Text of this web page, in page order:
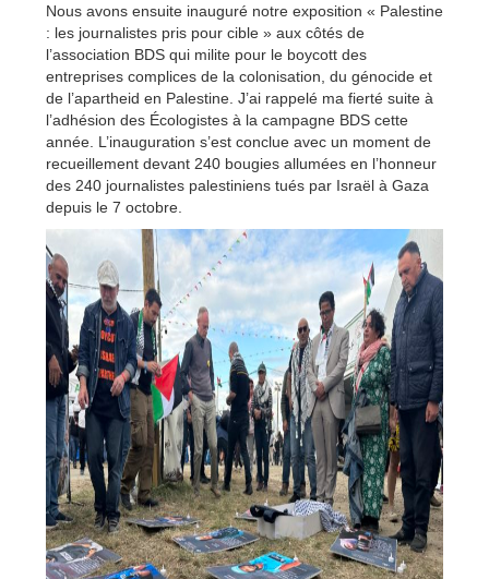
Nous avons ensuite inauguré notre exposition « Palestine
: les journalistes pris pour cible » aux côtés de
l’association BDS qui milite pour le boycott des
entreprises complices de la colonisation, du génocide et
de l’apartheid en Palestine. J’ai rappelé ma fierté suite à
l’adhésion des Écologistes à la campagne BDS cette
année. L’inauguration s’est conclue avec un moment de
recueillement devant 240 bougies allumées en l’honneur
des 240 journalistes palestiniens tués par Israël à Gaza
depuis le 7 octobre.